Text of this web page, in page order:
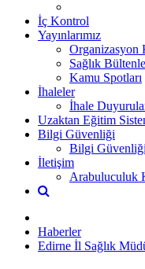
İç Kontrol
Yayınlarımız
Organizasyon
Sağlık
Kamu Spotları
İhaleler
İhale
Uzaktan Eğitim
Bilgi Güvenliği
Bilgi
İletişim
Arabuluculuk
Haberler
Edirne İl Sağlık